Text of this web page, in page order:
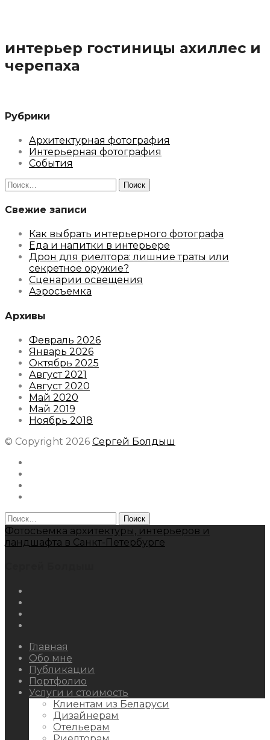
интерьер гостиницы ахиллес и
черепаха
Рубрики
Архитектурная фотография
Интерьерная фотография
События
Найти:
Свежие записи
Как выбрать интерьерного фотографа
Еда и напитки в интерьере
Дрон для риелтора: лишние траты или
секретное оружие?
Сценарии освещения
Аэросъемка
Архивы
Февраль 2026
Январь 2026
Октябрь 2025
Август 2021
Август 2020
Май 2020
Май 2019
Ноябрь 2018
© Copyright 2026 Сергей Болдыш
Найти:
Фотосъемка архитектуры, интерьеров и
ландшафта в Санкт-Петербурге
Главная
Обо мне
Публикации
Портфолио
Услуги и стоимость
Клиентам из Беларуси
Дизайнерам
Отельерам